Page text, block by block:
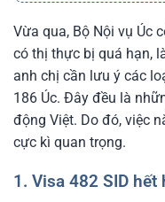
Vừa qua, Bộ Nội vụ Úc
có thị thực bị quá hạn,
anh chị cần lưu ý các
186 Úc. Đây đều là
động Việt. Do đó, việc
cực kì quan trọng.
1. Visa 482 SID